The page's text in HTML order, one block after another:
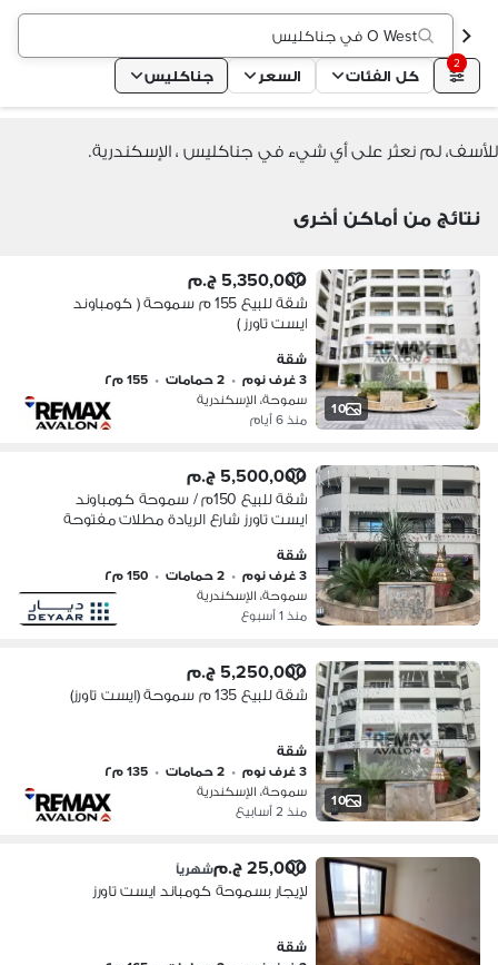
O West في جناكليس
2
كل الفئات السعر جناكليس
للأسف، لم نعثر على أي شيء في جناكليس ، الإسكندرية.
نتائج من أماكن أخرى
10
5,350,000 ج.م
شقة للبيع 155 م سموحة ( كومباوند
ايست تاورز )
شقة
3 غرف نوم
• 2 حمامات • 155 م٢
سموحة، الإسكندرية
منذ 6 أيام
5,500,000 ج.م
شقة للبيع 150م / سموحة كومباوند
ايست تاورز شارع الريادة مطلات مفتوحة
شقة
3 غرف نوم
• 2 حمامات • 150 م٢
سموحة، الإسكندرية
منذ 1 أسبوع
10
5,250,000 ج.م
شقة للبيع 135 م سموحة (ايست تاورز)
شقة
3 غرف نوم
• 2 حمامات • 135 م٢
سموحة، الإسكندرية
منذ 2 أسابيع
25,000 ج.م شهرياً
لإيجار بسموحة كومباند ايست تاورز
شقة